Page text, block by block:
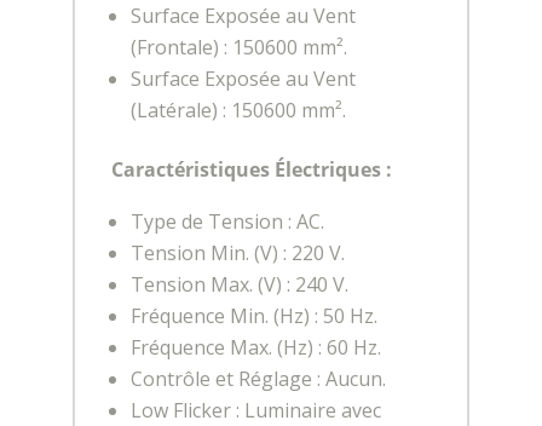
Surface Exposée au Vent
(Frontale) : 150600 mm².
Surface Exposée au Vent
(Latérale) : 150600 mm².
Caractéristiques Électriques :
Type de Tension : AC.
Tension Min. (V) : 220 V.
Tension Max. (V) : 240 V.
Fréquence Min. (Hz) : 50 Hz.
Fréquence Max. (Hz) : 60 Hz.
Contrôle et Réglage : Aucun.
Low Flicker : Luminaire avec